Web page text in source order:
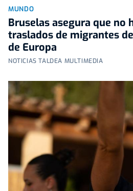
MUNDO
Bruselas asegura que no
traslados de migrantes
de Europa
NOTICIAS TALDEA MULTIMEDIA